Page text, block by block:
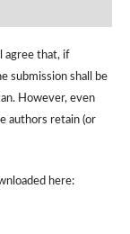
agree that, if
submission shall be
However, even
authors retain (or
here: